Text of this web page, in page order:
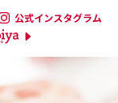
公式インスタグラム